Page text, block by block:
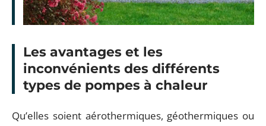
Les avantages et les
inconvénients des différents
types de pompes à chaleur
Qu’elles soient aérothermiques, géothermiques ou